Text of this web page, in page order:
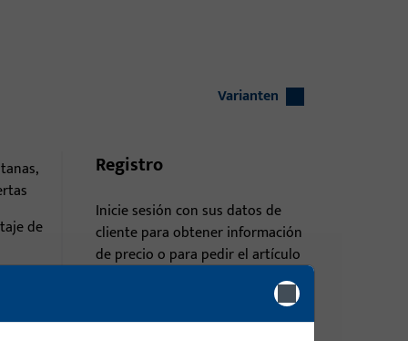
Varianten
de
Registro
Inicie sesión con sus datos de
cliente para obtener información
de precio o para pedir el artículo